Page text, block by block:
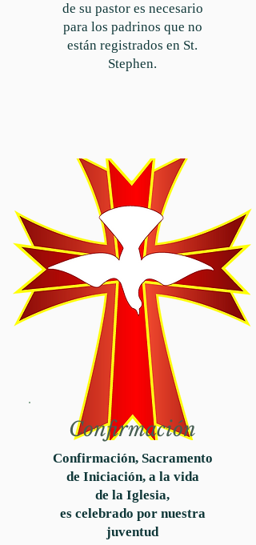
de su pastor es necesario
para los padrinos que no
están registrados en St.
Stephen.
Confirmación
Confirmación, Sacramento
de Iniciación, a la vida
de la Iglesia,
es celebrado por nuestra
juventud